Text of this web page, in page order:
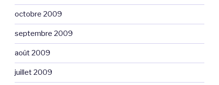
octobre 2009
septembre 2009
août 2009
juillet 2009